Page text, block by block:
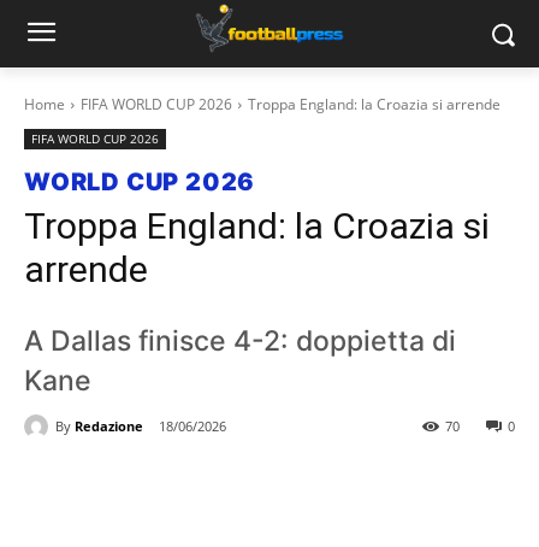
Home FIFA WORLD CUP 2026 Troppa England: la Croazia si arrende
FIFA WORLD CUP 2026
WORLD CUP 2026
Troppa England: la Croazia si
arrende
A Dallas finisce 4-2: doppietta di
Kane
By Redazione 18/06/2026 0
70